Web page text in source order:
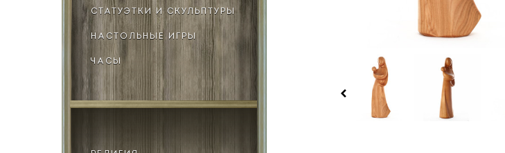
СТАТУЭТКИ И СКУЛЬПТУРЫ
НАСТОЛЬНЫЕ ИГРЫ
ЧАСЫ